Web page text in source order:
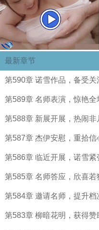
最新章节
第590章 诺雪作品，备受关
第589章 名师表演，惊艳全
第588章 新展开展，热闹非
第587章 杰伊安慰，重拾信
第586章 临近开展，诺雪紧
第585章 名师答应，欣喜若
第584章 邀请名师，提升档
第583章 柳暗花明，获得赞